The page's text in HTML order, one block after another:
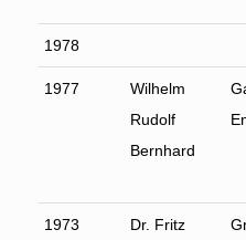
1978
1977
Wilhelm
Rudolf
Bernhard
1973 Dr. Fritz